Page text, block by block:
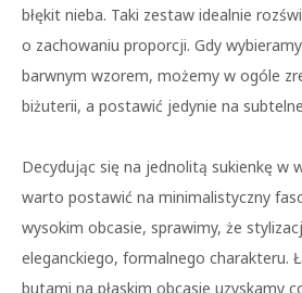
błękit nieba. Taki zestaw idealnie
o zachowaniu proporcji. Gdy
barwnym wzorem, możemy w ogóle
biżuterii, a postawić jedynie na
Decydując się na jednolitą sukienkę w
warto postawić na minimalistyczny
wysokim obcasie, sprawimy, że
eleganckiego, formalnego charakteru.
butami na płaskim obcasie uzyskamy